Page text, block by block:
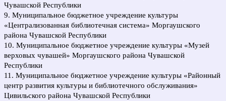
Чувашской Республики
9. Муниципальное бюджетное учреждение культуры
«Централизованная библиотечная система» Моргаушского
района Чувашской Республики
10. Муниципальное бюджетное учреждение культуры «Музей
верховых чувашей» Моргаушского района Чувашской
Республики
11. Муниципальное бюджетное учреждение культуры «Районный
центр развития культуры и библиотечного обслуживания»
Цивильского района Чувашской Республики